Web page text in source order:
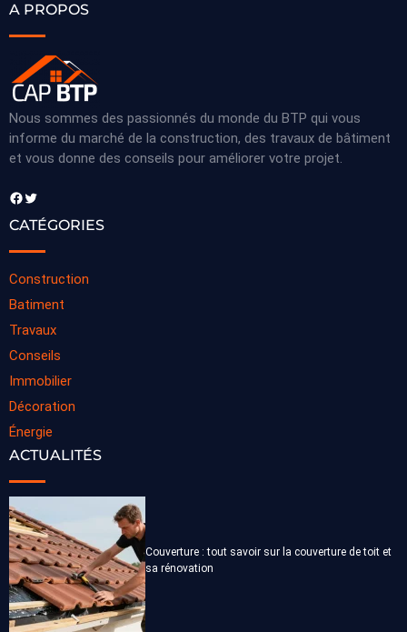
A PROPOS
Nous sommes des passionnés du monde du BTP qui vous
informe du marché de la construction, des travaux de bâtiment
et vous donne des conseils pour améliorer votre projet.
Facebook Twitter
CATÉGORIES
Construction
Batiment
Travaux
Conseils
Immobilier
Décoration
Énergie
ACTUALITÉS
Couverture : tout savoir sur la couverture de toit et
sa rénovation